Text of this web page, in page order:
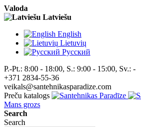
Valoda
Latviešu
English
Lietuvių
Pусский
P.-Pt.: 8:00 - 18:00, S.: 9:00 - 15:00, Sv.: -
+371 2834-55-36
veikals@santehnikasparadize.com
Preču katalogs
Mans grozs
Search
Search